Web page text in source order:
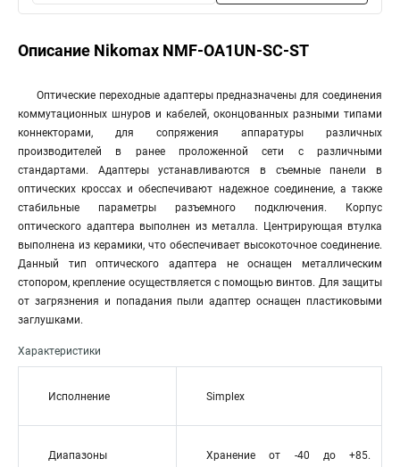
Описание Nikomax NMF-OA1UN-SC-ST
Оптические переходные адаптеры предназначены для соединения
коммутационных шнуров и кабелей, оконцованных разными типами
коннекторами, для сопряжения аппаратуры различных
производителей в ранее проложенной сети с различными
стандартами. Адаптеры устанавливаются в съемные панели в
оптических кроссах и обеспечивают надежное соединение, а также
стабильные параметры разъемного подключения. Корпус
оптического адаптера выполнен из металла. Центрирующая втулка
выполнена из керамики, что обеспечивает высокоточное соединение.
Данный тип оптического адаптера не оснащен металлическим
стопором, крепление осуществляется с помощью винтов. Для защиты
от загрязнения и попадания пыли адаптер оснащен пластиковыми
заглушками.
Характеристики
Исполнение Simplex
Диапазоны
Хранение от -40 до +85.